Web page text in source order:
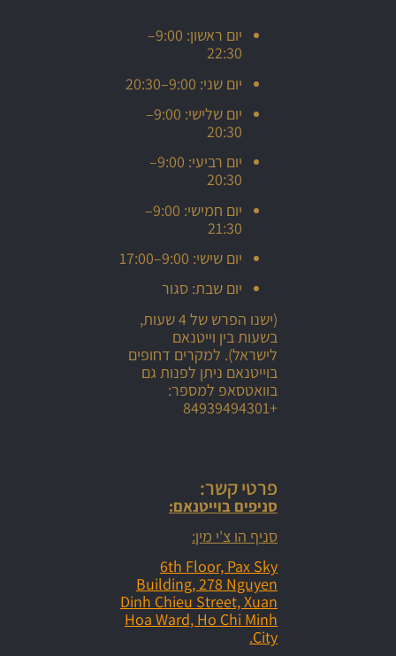
יום ראשון: 9:00–
22:30
יום שני: 9:00–20:30
יום שלישי: 9:00–
20:30
יום רביעי: 9:00–
20:30
יום חמישי: 9:00–
21:30
יום שישי: 9:00–17:00
יום שבת: סגור
(ישנו הפרש של 4 שעות,
בשעות בין וייטנאם
לישראל). למקרים דחופים
בוייטנאם ניתן לפנות גם
בוואטסאפ למספר:
+84939494301
פרטי קשר:
סניפים בוייטנאם:
סניף הו צ'י מין:
6th Floor, Pax Sky
Building, 278 Nguyen
Dinh Chieu Street, Xuan
Hoa Ward, Ho Chi Minh
City.